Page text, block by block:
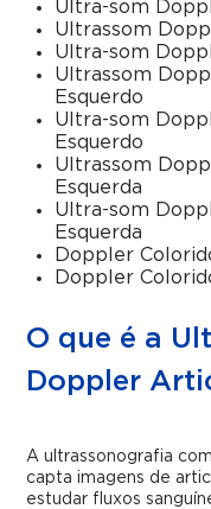
Ultra-som
Ultrassom
Ultra-som
Ultrassom
Esquerdo
Ultra-som
Esquerdo
Ultrassom
Esquerda
Ultra-som
Esquerda
Doppler
Doppler
O que é a
Doppler
A ultrassonografia
capta imagens de
estudar fluxos